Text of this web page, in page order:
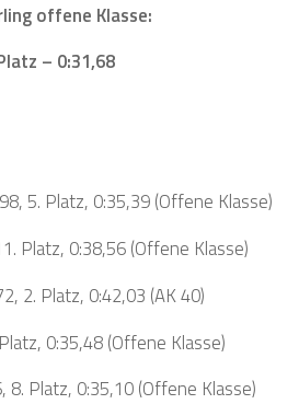
offene Klasse:
– 0:31,68
5. Platz, 0:35,39 (Offene Klasse)
Platz, 0:38,56 (Offene Klasse)
2. Platz, 0:42,03 (AK 40)
0:35,48 (Offene Klasse)
8. Platz, 0:35,10 (Offene Klasse)